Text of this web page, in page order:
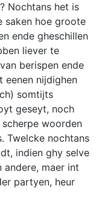
Nochtans het is
saken hoe groote
ende gheschillen
liever te
berispen ende
eenen nijdighen
somtijts
geseyt, noch
woorden
Twelcke nochtans
indien ghy selve
andere, maer int
partyen, heur